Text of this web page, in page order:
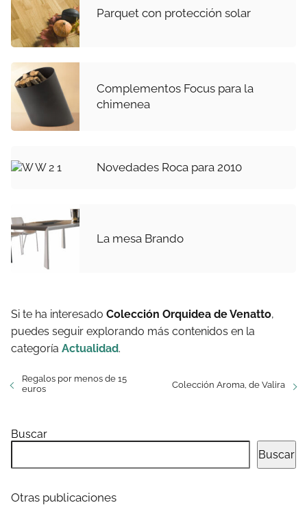
Parquet con protección solar
Complementos Focus para la
chimenea
Novedades Roca para 2010
La mesa Brando
Si te ha interesado Colección Orquidea de Venatto,
puedes seguir explorando más contenidos en la
categoría Actualidad.
Regalos por menos de 15
euros
Colección Aroma, de Valira
Buscar
Buscar
Otras publicaciones